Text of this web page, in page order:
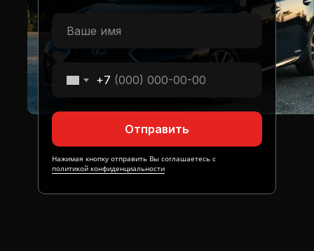
+7
Отправить
Нажимая кнопку отправить Вы соглашаетесь с
политикой конфиденциальности